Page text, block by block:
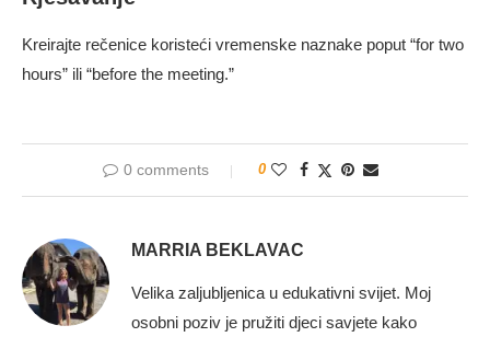
Kreirajte rečenice koristeći vremenske naznake poput “for two
hours” ili “before the meeting.”
0 comments 0
MARRIA BEKLAVAC
Velika zaljubljenica u edukativni svijet. Moj
osobni poziv je pružiti djeci savjete kako